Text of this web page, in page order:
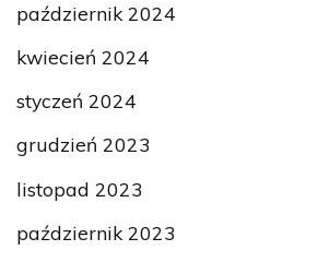
październik 2024
kwiecień 2024
styczeń 2024
grudzień 2023
listopad 2023
październik 2023